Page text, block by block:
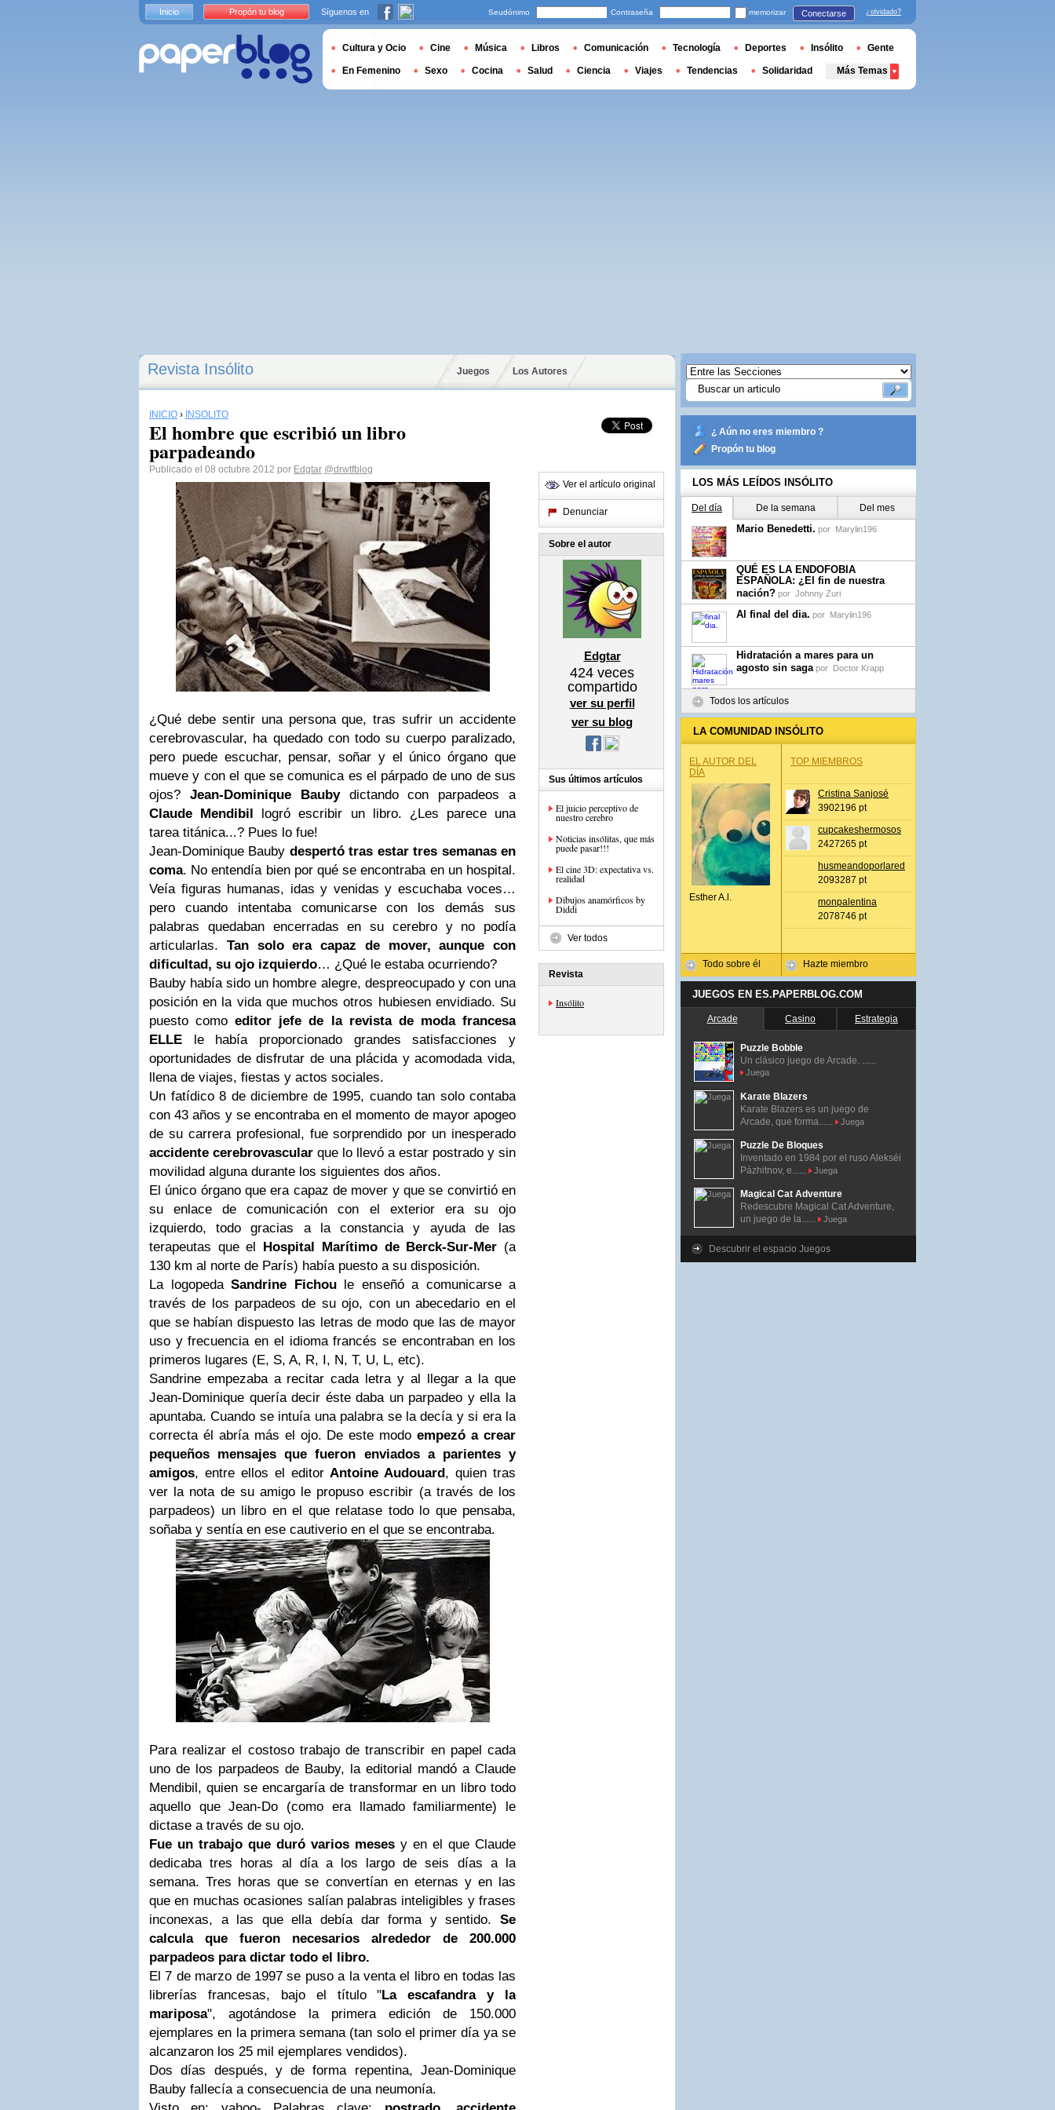
Revista Insólito Juegos Los Autores
INICIO › INSÓLITO
El hombre que escribió un libro
parpadeando
Publicado el 08 octubre 2012 por Edgtar @drwtfblog
¿Qué debe sentir una persona que, tras sufrir un accidente
cerebrovascular, ha quedado con todo su cuerpo paralizado,
pero puede escuchar, pensar, soñar y el único órgano que
mueve y con el que se comunica es el párpado de uno de sus
ojos? Jean-Dominique Baubydictando con parpadeos a
Claude Mendibil logró escribir un libro. ¿Les parece una
tarea titánica...? Pues lo fue!
Jean-Dominique Bauby despertó tras estar tres semanas en
coma. No entendía bien por qué se encontraba en un hospital.
Veía figuras humanas, idas y venidas y escuchaba voces…
pero cuando intentaba comunicarse con los demás sus
palabras quedaban encerradas en su cerebro y no podía
articularlas. Tan solo era capaz de mover, aunque con
dificultad, su ojo izquierdo… ¿Qué le estaba ocurriendo?
Bauby había sido un hombre alegre, despreocupado y con una
posición en la vida que muchos otros hubiesen envidiado. Su
puesto comoeditor jefe de la revista de moda francesa
ELLE le había proporcionado grandes satisfacciones y
oportunidades de disfrutar de una plácida y acomodada vida,
llena de viajes, fiestas y actos sociales.
Un fatídico 8 de diciembre de 1995, cuando tan solo contaba
con 43 años y se encontraba en el momento de mayor apogeo
de su carrera profesional, fue sorprendido por un inesperado
accidente cerebrovascular que lo llevó a estar postrado y sin
movilidad alguna durante los siguientes dos años.
El único órgano que era capaz de mover y que se convirtió en
su enlace de comunicación con el exterior era su ojo
izquierdo, todo gracias a la constancia y ayuda de las
terapeutas que el Hospital Marítimo de Berck-Sur-Mer (a
130 km al norte de París) había puesto a su disposición.
La logopeda Sandrine Fichoule enseñó a comunicarse a
través de los parpadeos de su ojo, con un abecedario en el
que se habían dispuesto las letras de modo que las de mayor
uso y frecuencia en el idioma francés se encontraban en los
primeros lugares (E, S, A, R, I, N, T, U, L, etc).
Sandrine empezaba a recitar cada letra y al llegar a la que
Jean-Dominique quería decir éste daba un parpadeo y ella la
apuntaba. Cuando se intuía una palabra se la decía y si era la
correcta él abría más el ojo. De este modoempezó a crear
pequeños mensajes que fueron enviados a parientes y
amigos, entre ellos el editorAntoine Audouard, quien tras
ver la nota de su amigo le propuso escribir (a través de los
parpadeos) un libro en el que relatase todo lo que pensaba,
soñaba y sentía en ese cautiverio en el que se encontraba.
Para realizar el costoso trabajo de transcribir en papel cada
uno de los parpadeos de Bauby, la editorial mandó a Claude
Mendibil, quien se encargaría de transformar en un libro todo
aquello que Jean-Do (como era llamado familiarmente) le
dictase a través de su ojo.
Fue un trabajo que duró varios meses y en el que Claude
dedicaba tres horas al día a los largo de seis días a la
semana. Tres horas que se convertían en eternas y en las
que en muchas ocasiones salían palabras inteligibles y frases
inconexas, a las que ella debía dar forma y sentido. Se
calcula que fueron necesarios alrededor de 200.000
parpadeos para dictar todo el libro.
El 7 de marzo de 1997 se puso a la venta el libro en todas las
librerías francesas, bajo el título "La escafandra y la
mariposa", agotándose la primera edición de 150.000
ejemplares en la primera semana (tan solo el primer día ya se
alcanzaron los 25 mil ejemplares vendidos).
Dos días después, y de forma repentina, Jean-Dominique
Bauby fallecía a consecuencia de una neumonía.
Ver el artículo original
Denunciar
Sobre el autor
Edgtar
424 veces
compartido
ver su perfil
ver su blog
Sus últimos artículos
El juicio perceptivo de
nuestro cerebro
Noticias insólitas, que más
puede pasar!!!
El cine 3D: expectativa vs.
realidad
Dibujos anamórficos by
Diddi
Ver todos
Revista
Insólito
¿ Aún no eres miembro ?
Propón tu blog
LOS MÁS LEÍDOS INSÓLITO
Del día De la semana Del mes
Mario Benedetti. por Marylin196
QUÉ ES LA ENDOFOBIA
ESPAÑOLA: ¿El fin de nuestra
nación? por Johnny Zuri
Al final del dia. por Marylin196
Hidratación a mares para un
agosto sin saga por Doctor Krapp
Todos los artículos
LA COMUNIDAD INSÓLITO
EL AUTOR DEL
DÍA
Esther A.l.
Todo sobre él
TOP MIEMBROS
Cristina Sanjosé
3902196 pt
cupcakeshermosos
2427265 pt
husmeandoporlared
2093287 pt
monpalentina
2078746 pt
Hazte miembro
JUEGOS EN ES.PAPERBLOG.COM
Arcade Casino Estrategia
Puzzle Bobble
Un clásico juego de Arcade. ......
Juega
Karate Blazers
Karate Blazers es un juego de
Arcade, que forma......
Juega
Puzzle De Bloques
Inventado en 1984 por el ruso Alekséi
Pázhitnov, e......
Juega
Magical Cat Adventure
Redescubre Magical Cat Adventure,
un juego de la......
Juega
Descubrir el espacio Juegos
Inicio Propón tu blog Síguenos en Seudónimo Contraseña memorizar Conectarse ¿olvidado?
Cultura y Ocio Cine Música Libros Comunicación Tecnología Deportes Insólito Gente
En Femenino Sexo Cocina Salud Ciencia Viajes Tendencias Solidaridad Más Temas